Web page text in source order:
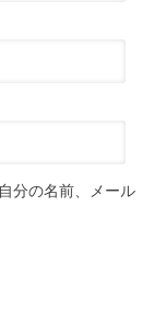
分の名前、メール